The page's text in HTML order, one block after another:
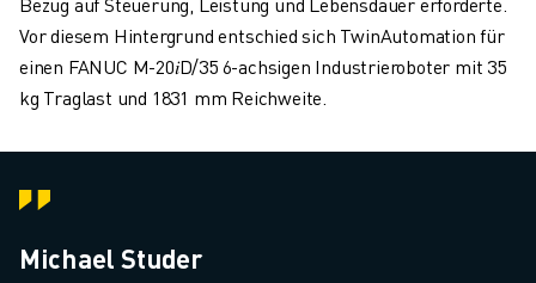
Vor diesem Hintergrund entschied sich TwinAutomation für
einen FANUC M-20𝑖D/35 6-achsigen Industrieroboter mit 35
kg Traglast und 1831 mm Reichweite.
Michael Studer